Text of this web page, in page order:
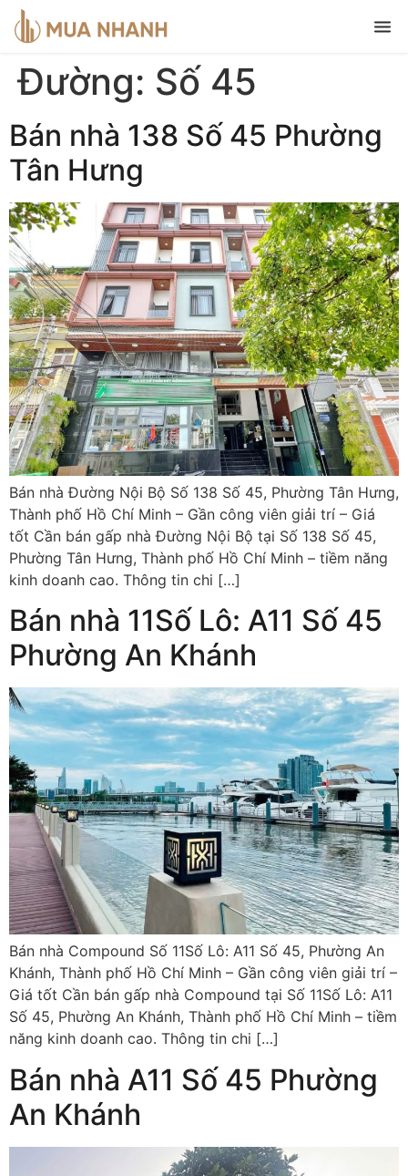
Đường: Số 45
Bán nhà 138 Số 45 Phường
Tân Hưng
Bán nhà Đường Nội Bộ Số 138 Số 45, Phường Tân Hưng,
Thành phố Hồ Chí Minh – Gần công viên giải trí – Giá
tốt Cần bán gấp nhà Đường Nội Bộ tại Số 138 Số 45,
Phường Tân Hưng, Thành phố Hồ Chí Minh – tiềm năng
kinh doanh cao. Thông tin chi […]
Bán nhà 11Số Lô: A11 Số 45
Phường An Khánh
Bán nhà Compound Số 11Số Lô: A11 Số 45, Phường An
Khánh, Thành phố Hồ Chí Minh – Gần công viên giải trí –
Giá tốt Cần bán gấp nhà Compound tại Số 11Số Lô: A11
Số 45, Phường An Khánh, Thành phố Hồ Chí Minh – tiềm
năng kinh doanh cao. Thông tin chi […]
Bán nhà A11 Số 45 Phường
An Khánh